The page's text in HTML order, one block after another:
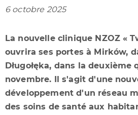
6 octobre 2025
La nouvelle clinique NZOZ «
ouvrira ses portes à Mirków,
Długołęka, dans la deuxième
novembre. Il s'agit d'une
développement d'un réseau
des soins de santé aux